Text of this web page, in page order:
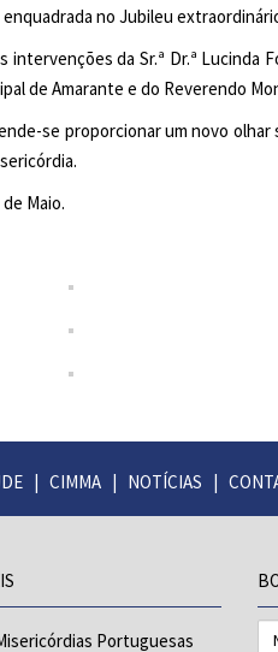
no Jubileu
da Sr.ª Dr.ª Lucinda
de Amarante e do Reverendo
se proporcionar um novo olhar
Maio.
| CIMMA| NOTÍCIAS |
Portuguesas